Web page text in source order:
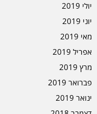
יולי 2019
יוני 2019
מאי 2019
אפריל 2019
מרץ 2019
פברואר 2019
ינואר 2019